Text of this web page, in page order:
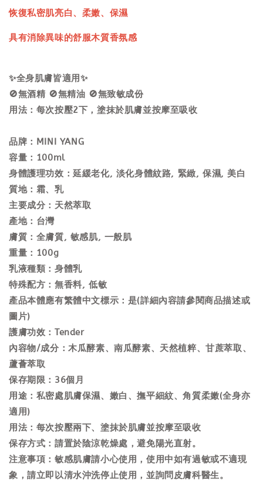
恢復私密肌亮白、柔嫩、保濕
具有消除異味的舒服木質香氛感
✨全身肌膚皆適用✨
🚫無酒精 🚫無精油 🚫無致敏成份
用法：每次按壓2下，塗抹於肌膚並按摩至吸收
品牌：MINI YANG
容量：100ml
身體護理功效：延緩老化, 淡化身體紋路, 緊緻, 保濕, 美白
質地：霜、乳
主要成分：天然萃取
產地：台灣
膚質：全膚質, 敏感肌, 一般肌
重量：100g
乳液種類：身體乳
特殊配方：無香料, 低敏
產品本體應有繁體中文標示：是(詳細內容請參閱商品描述或
圖片)
護膚功效：Tender
內容物/成分：木瓜酵素、南瓜酵素、天然植粹、甘蔗萃取、
蘆薈萃取
保存期限：36個月
用途：私密處肌膚保濕、嫩白、撫平細紋、角質柔嫩(全身亦
適用)
用法：每次按壓兩下、塗抹於肌膚並按摩至吸收
保存方式：請置於陰涼乾燥處，避免陽光直射。
注意事項：敏感肌膚請小心使用，使用中如有過敏或不適現
象，請立即以清水沖洗停止使用，並詢問皮膚科醫生。